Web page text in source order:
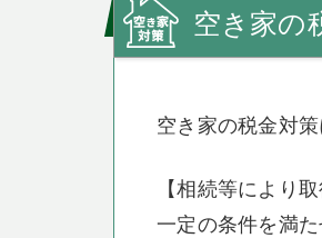
空き家の
空き家の税金対
【相続等により
一定の条件を満